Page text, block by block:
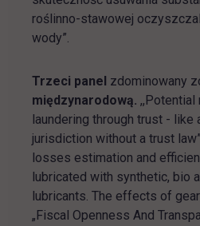
roślinno-stawowej
wody”.
Trzeci panel zdominowany
międzynarodową. ,,Potential
laundering through trust - like
jurisdiction without a trust
losses estimation and
lubricated with synthetic, bio
lubricants. The effects of
„Fiscal Openness And